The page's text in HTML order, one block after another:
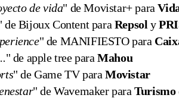
de vida" de Movistar+ para
de Bijoux Content para Repsol y
" de MANIFIESTO para
" de apple tree paraMahou
" de Game TV paraMovistar
" de Wavemaker paraTurismo